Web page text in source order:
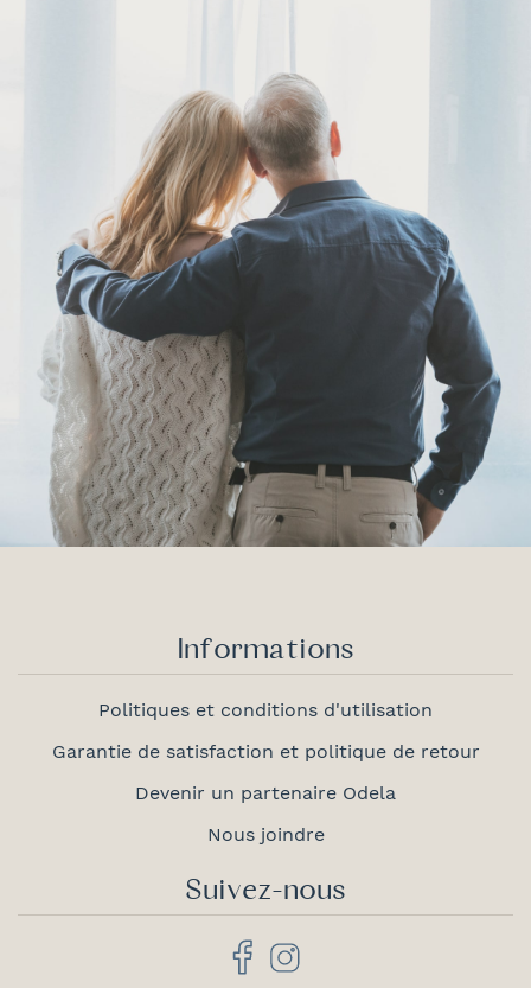
Informations
Politiques et conditions d'utilisation
Garantie de satisfaction et politique de retour
Devenir un partenaire Odela
Nous joindre
Suivez-nous